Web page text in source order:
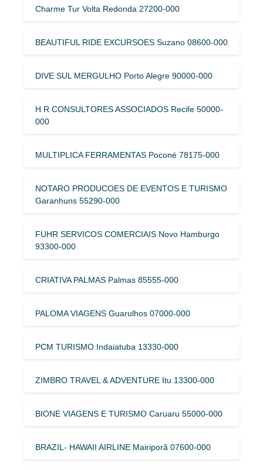
Charme Tur Volta Redonda 27200-000
BEAUTIFUL RIDE EXCURSOES Suzano 08600-000
DIVE SUL MERGULHO Porto Alegre 90000-000
H R CONSULTORES ASSOCIADOS Recife 50000-
000
MULTIPLICA FERRAMENTAS Poconé 78175-000
NOTARO PRODUCOES DE EVENTOS E TURISMO
Garanhuns 55290-000
FUHR SERVICOS COMERCIAIS Novo Hamburgo
93300-000
CRIATIVA PALMAS Palmas 85555-000
PALOMA VIAGENS Guarulhos 07000-000
PCM TURISMO Indaiatuba 13330-000
ZIMBRO TRAVEL & ADVENTURE Itu 13300-000
BIONE VIAGENS E TURISMO Caruaru 55000-000
BRAZIL- HAWAII AIRLINE Mairiporã 07600-000